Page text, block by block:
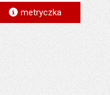
metryczka